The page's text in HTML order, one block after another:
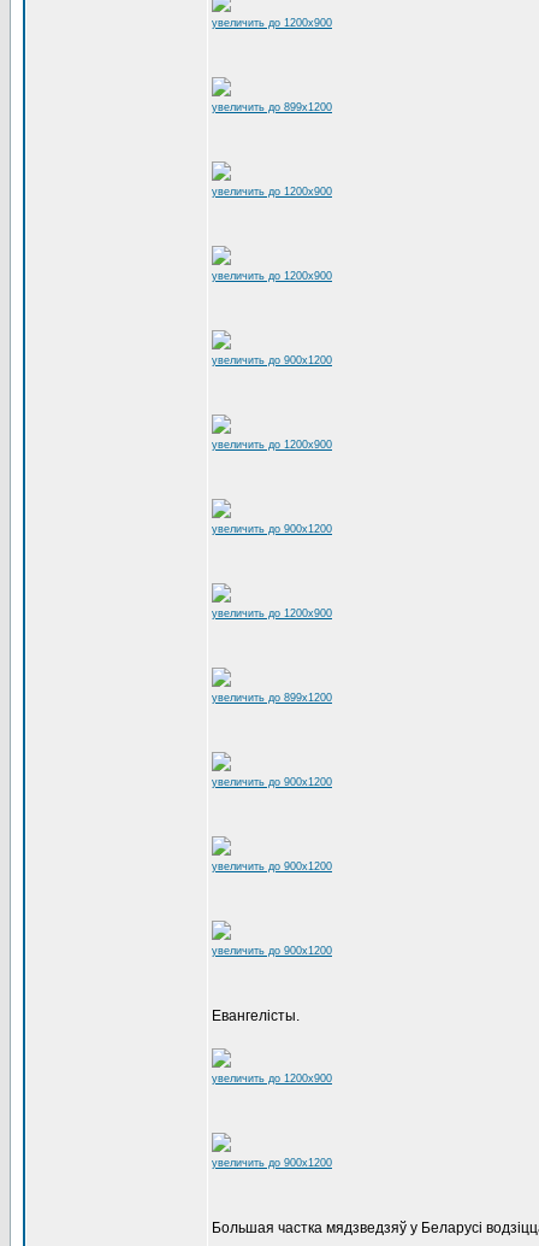
увеличить до 1200x900
увеличить до 899x1200
увеличить до 1200x900
увеличить до 1200x900
увеличить до 900x1200
увеличить до 1200x900
увеличить до 900x1200
увеличить до 1200x900
увеличить до 899x1200
увеличить до 900x1200
увеличить до 900x1200
увеличить до 900x1200
Евангелісты.
увеличить до 1200x900
увеличить до 900x1200
Большая частка мядзведзяў у Беларусі